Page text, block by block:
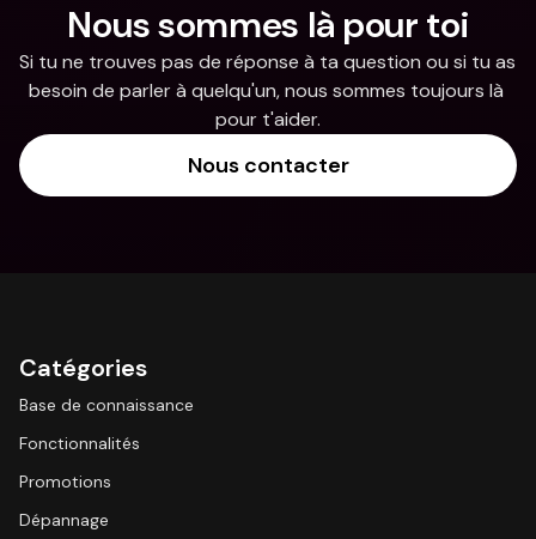
Nous sommes là pour toi
Si tu ne trouves pas de réponse à ta question ou si tu as
besoin de parler à quelqu'un, nous sommes toujours là
pour t'aider.
Nous contacter
Catégories
Base de connaissance
Fonctionnalités
Promotions
Dépannage